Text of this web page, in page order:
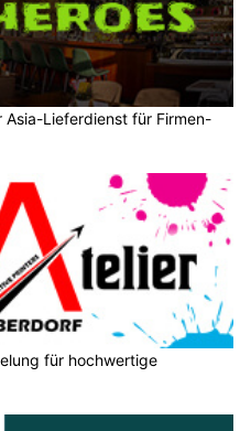
Asia-Lieferdienst für Firmen-
für hochwertige